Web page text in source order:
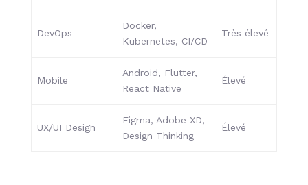
DevOps
Docker,
Kubernetes, CI/CD
Très élevé
Mobile
Android, Flutter,
React Native
Élevé
UX/UI Design
Figma, Adobe XD,
Design Thinking
Élevé